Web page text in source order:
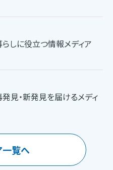
しに役立つ情報メディア
見・新発見を届けるメディ
一覧へ